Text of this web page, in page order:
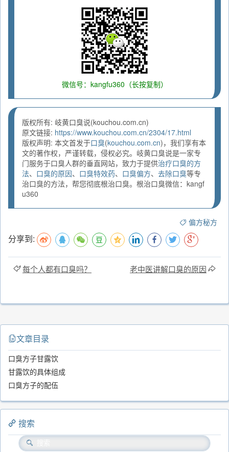
微信号：kangfu360（长按复制）
版权所有: 岐黄口臭说(kouchou.com.cn)
原文链接: https://www.kouchou.com.cn/2304/17.html
版权声明: 本文首发于口臭(kouchou.com.cn)，我们享有本
文的著作权，严谨转载，侵权必究。岐黄口臭说是一家专
门服务于口臭人群的垂直网站，致力于提供治疗口臭的方
法、 口臭的原因、 口臭特效药、 口臭偏方、 去除口臭等专
治口臭的方法，帮您彻底根治口臭。根治口臭微信：kangf
u360
偏方秘方
分享到:
每个人都有口臭吗？ 老中医讲解口臭的原因
文章目录
口臭方子甘露饮
甘露饮的具体组成
口臭方子的配伍
搜索